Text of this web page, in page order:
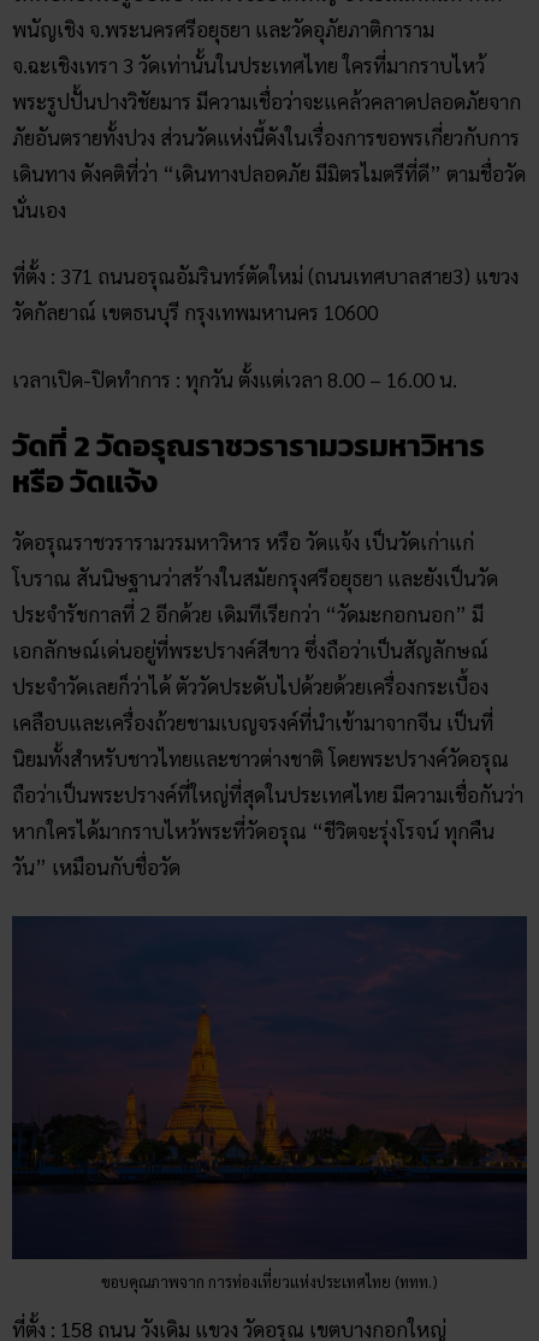
พนัญเชิง จ.พระนครศรีอยุธยา และวัดอุภัยภาติการาม
จ.ฉะเชิงเทรา 3 วัดเท่านั้นในประเทศไทย ใครที่มากราบไหว้
พระรูปปั้นปางวิชัยมาร มีความเชื่อว่าจะแคล้วคลาดปลอดภัยจาก
ภัยอันตรายทั้งปวง ส่วนวัดแห่งนี้ดังในเรื่องการขอพรเกี่ยวกับการ
เดินทาง ดังคติที่ว่า “เดินทางปลอดภัย มีมิตรไมตรีที่ดี” ตามชื่อวัด
นั่นเอง
ที่ตั้ง : 371 ถนนอรุณอัมรินทร์ตัดใหม่ (ถนนเทศบาลสาย3) แขวง
วัดกัลยาณ์ เขตธนบุรี กรุงเทพมหานคร 10600
เวลาเปิด-ปิดทำการ : ทุกวัน ตั้งแต่เวลา 8.00 – 16.00 น.
วัดที่ 2 วัดอรุณราชวรารามวรมหาวิหาร
หรือ วัดแจ้ง
วัดอรุณราชวรารามวรมหาวิหาร หรือ วัดแจ้ง เป็นวัดเก่าแก่
โบราณ สันนิษฐานว่าสร้างในสมัยกรุงศรีอยุธยา และยังเป็นวัด
ประจำรัชกาลที่ 2 อีกด้วย เดิมทีเรียกว่า “วัดมะกอกนอก” มี
เอกลักษณ์เด่นอยู่ที่พระปรางค์สีขาว ซึ่งถือว่าเป็นสัญลักษณ์
ประจำวัดเลยก็ว่าได้ ตัววัดประดับไปด้วยด้วยเครื่องกระเบื้อง
เคลือบและเครื่องถ้วยชามเบญจรงค์ที่นำเข้ามาจากจีน เป็นที่
นิยมทั้งสำหรับชาวไทยและชาวต่างชาติ โดยพระปรางค์วัดอรุณ
ถือว่าเป็นพระปรางค์ที่ใหญ่ที่สุดในประเทศไทย มีความเชื่อกันว่า
หากใครได้มากราบไหว้พระที่วัดอรุณ “ชีวิตจะรุ่งโรจน์ ทุกคืน
วัน” เหมือนกับชื่อวัด
ขอบคุณภาพจาก การท่องเที่ยวแห่งประเทศไทย (ททท.)
ที่ตั้ง : 158 ถนน วังเดิม แขวง วัดอรุณ เขตบางกอกใหญ่